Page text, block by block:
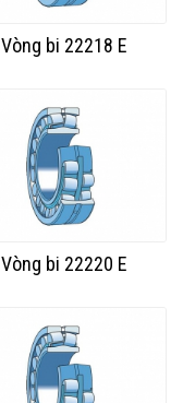
Vòng bi 22218 E
Vòng bi 22220 E